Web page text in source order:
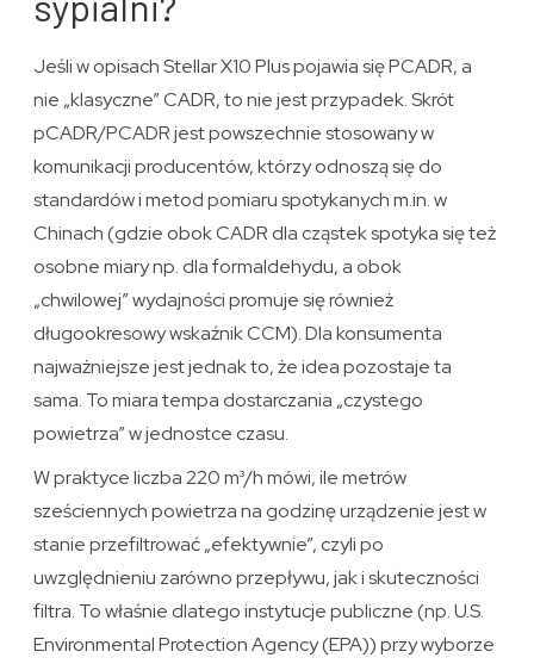
Jeśli w opisach Stellar X10 Plus pojawia się PCADR, a
nie „klasyczne” CADR, to nie jest przypadek. Skrót
pCADR/PCADR jest powszechnie stosowany w
komunikacji producentów, którzy odnoszą się do
standardów i metod pomiaru spotykanych m.in. w
Chinach (gdzie obok CADR dla cząstek spotyka się też
osobne miary np. dla formaldehydu, a obok
„chwilowej” wydajności promuje się również
długookresowy wskaźnik CCM). Dla konsumenta
najważniejsze jest jednak to, że idea pozostaje ta
sama. To miara tempa dostarczania „czystego
powietrza” w jednostce czasu.
W praktyce liczba 220 m³/h mówi, ile metrów
sześciennych powietrza na godzinę urządzenie jest w
stanie przefiltrować „efektywnie”, czyli po
uwzględnieniu zarówno przepływu, jak i skuteczności
filtra. To właśnie dlatego instytucje publiczne (np. U.S.
Environmental Protection Agency (EPA)) przy wyborze